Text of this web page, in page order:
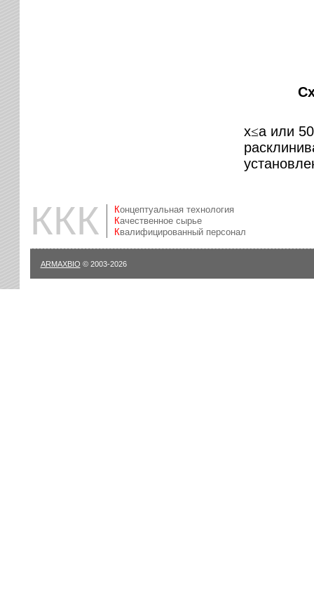
x≤a или
ККК
Концептуальная технология
Качественное сырье
Квалифицированный персонал
ARMAXBIO © 2003-2026